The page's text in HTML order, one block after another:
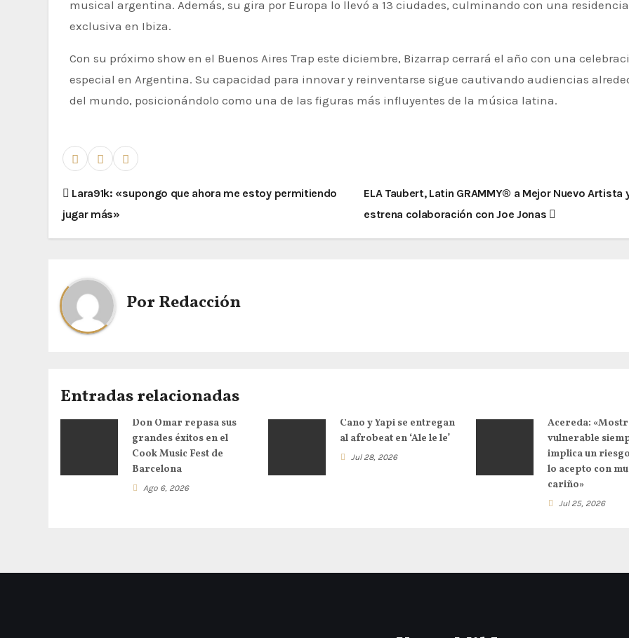
musical argentina. Además, su gira por Europa lo llevó a 13 ciudades, culminando con una residencia
exclusiva en Ibiza.
Con su próximo show en el Buenos Aires Trap este diciembre, Bizarrap cerrará el año con una
especial en Argentina. Su capacidad para innovar y reinventarse sigue cautivando audiencias
del mundo, posicionándolo como una de las figuras más influyentes de la música latina.
Lara91k: «supongo que ahora me estoy permitiendo
jugar más»
ELA Taubert, Latin GRAMMY® a Mejor Nuevo Artista
estrena colaboración con Joe Jonas
PorRedacción
Entradas relacionadas
Don Omar repasa sus
grandes éxitos en el
Cook Music Fest de
Barcelona
Ago 6, 2026
Cano y Yapi se entregan
al afrobeat en ‘Ale le le’
Jul 28, 2026
Acereda:
vulnerable
implica un
lo acepto con
cariño»
Jul 25, 2026